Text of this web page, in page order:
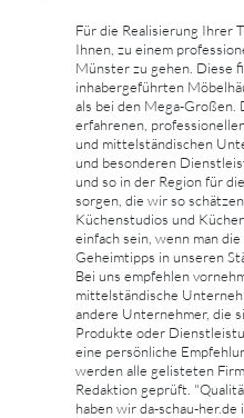
Für die Realisierung Ihrer
Ihnen, zu einem
Münster zu gehen. Diese
inhabergeführten
als bei den Mega-Großen.
erfahrenen,
und mittelständischen
und besonderen
und so in der Region für
sorgen, die wir so
Küchenstudios und
einfach sein, wenn man
Geheimtipps in unseren
Bei uns empfehlen
mittelständische
andere Unternehmer, die
Produkte oder
eine persönliche
werden alle gelisteten
Redaktion geprüft.
haben wir da-schau-her.de